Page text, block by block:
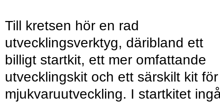
Till kretsen hör en rad
utvecklingsverktyg, däribland ett
billigt startkit, ett mer omfattande
utvecklingskit och ett särskilt kit för
mjukvaruutveckling. I startkitet